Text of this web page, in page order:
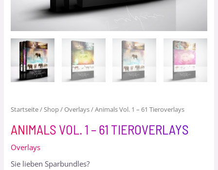
Startseite/ Shop/Overlays/ Animals Vol. 1 – 61 Tieroverlays
ANIMALS VOL. 1 – 61 TIEROVERLAYS
Overlays
Sie lieben Sparbundles?